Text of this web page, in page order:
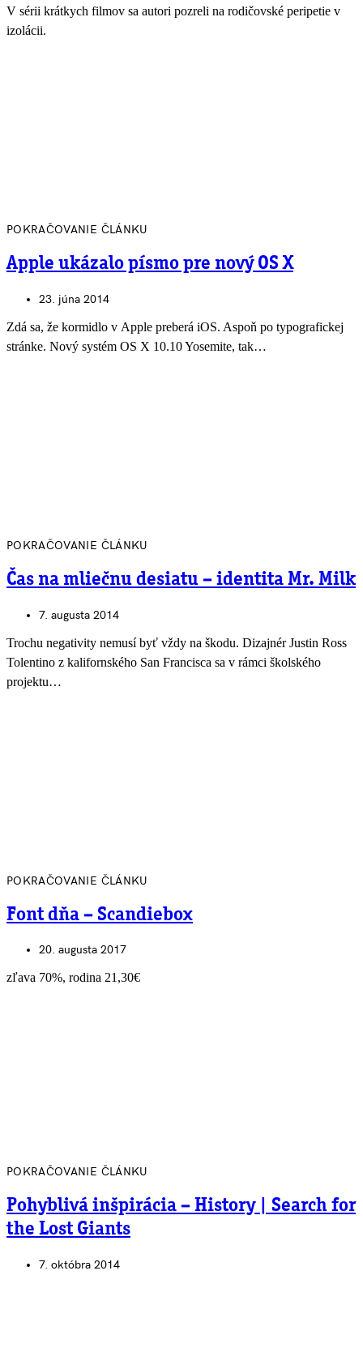
V sérii krátkych filmov sa autori pozreli na rodičovské peripetie v
izolácii.
POKRAČOVANIE ČLÁNKU
Apple ukázalo písmo pre nový OS X
23. júna 2014
Zdá sa, že kormidlo v Apple preberá iOS. Aspoň po typografickej
stránke. Nový systém OS X 10.10 Yosemite, tak…
POKRAČOVANIE ČLÁNKU
Čas na mliečnu desiatu – identita Mr. Milk
7. augusta 2014
Trochu negativity nemusí byť vždy na škodu. Dizajnér Justin Ross
Tolentino z kalifornského San Francisca sa v rámci školského
projektu…
POKRAČOVANIE ČLÁNKU
Font dňa – Scandiebox
20. augusta 2017
zľava 70%, rodina 21,30€
POKRAČOVANIE ČLÁNKU
Pohyblivá inšpirácia – History | Search for
the Lost Giants
7. októbra 2014